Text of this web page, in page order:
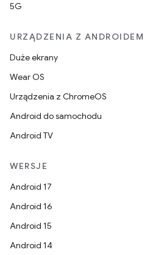
5G
URZĄDZENIA Z ANDROIDEM
Duże ekrany
Wear OS
Urządzenia z ChromeOS
Android do samochodu
Android TV
WERSJE
Android 17
Android 16
Android 15
Android 14